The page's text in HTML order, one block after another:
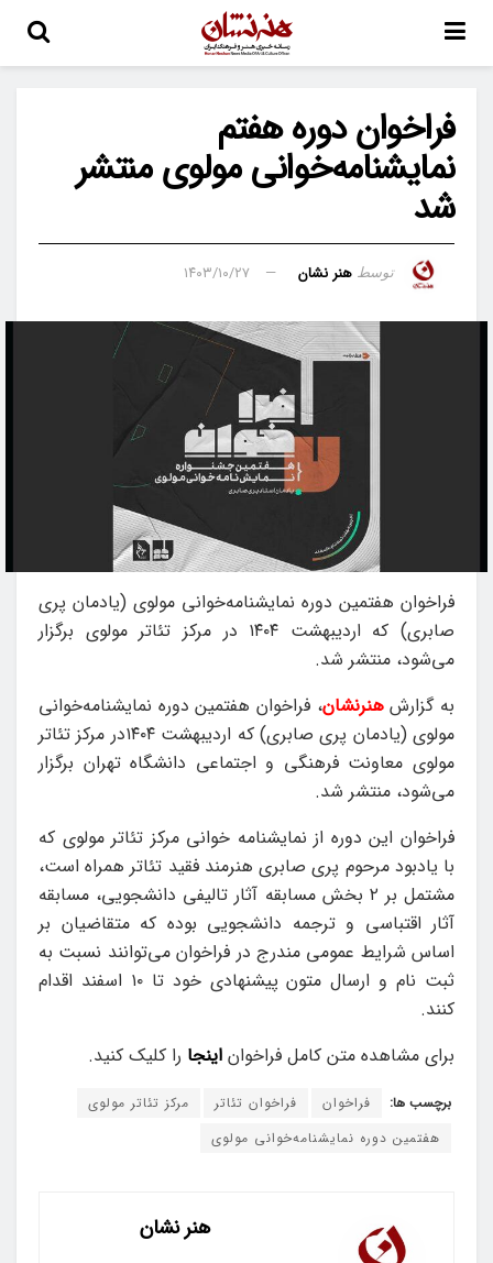
فراخوان دوره هفتم
نمایشنامه‌خوانی مولوی منتشر
شد
توسط هنر نشان ۱۴۰۳/۱۰/۲۷
فراخوان هفتمین دوره نمایشنامه‌خوانی مولوی (یادمان پری
صابری) که اردیبهشت ۱۴۰۴ در مرکز تئاتر مولوی برگزار
می‌شود، منتشر شد.
به گزارشهنرنشان، فراخوان هفتمین دوره نمایشنامه‌خوانی
مولوی (یادمان پری صابری) که اردیبهشت ۱۴۰۴در مرکز تئاتر
مولوی معاونت فرهنگی و اجتماعی دانشگاه تهران برگزار
می‌شود، منتشر شد.
فراخوان این دوره از نمایشنامه خوانی مرکز تئاتر مولوی که
با یادبود مرحوم پری صابری هنرمند فقید تئاتر همراه است،
مشتمل بر ۲ بخش مسابقه آثار تالیفی دانشجویی، مسابقه
آثار اقتباسی و ترجمه دانشجویی بوده که متقاضیان بر
اساس شرایط عمومی مندرج در فراخوان می‌توانند نسبت به
ثبت نام و ارسال متون پیشنهادی خود تا ۱۰ اسفند اقدام
کنند.
برای مشاهده متن کامل فراخوان اینجا را کلیک کنید.
برچسب ها: فراخوان فراخوان تئاتر
مرکز تئاتر مولوی
هفتمین دوره نمایشنامه‌خوانی مولوی
هنر نشان